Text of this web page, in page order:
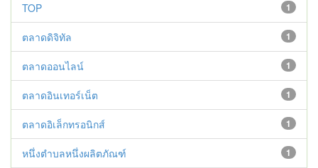
1
TOP
1
ตลาดดิจิทัล
1
ตลาดออนไลน์
1
ตลาดอินเทอร์เน็ต
1
ตลาดอิเล็กทรอนิกส์
1
หนึ่งตำบลหนึ่งผลิตภัณฑ์